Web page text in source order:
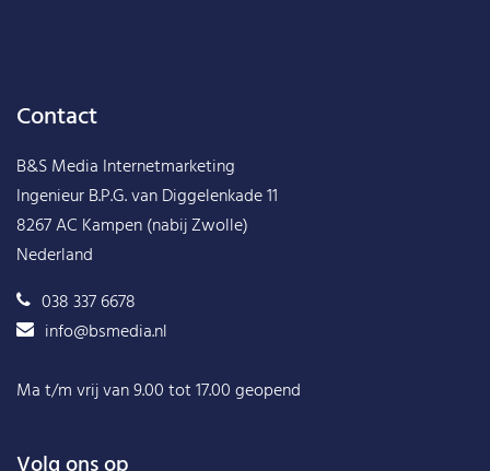
Contact
B&S Media Internetmarketing
Ingenieur B.P.G. van Diggelenkade 11
8267 AC Kampen (nabij Zwolle)
Nederland
038 337 6678
info@bsmedia.nl
Ma t/m vrij van 9.00 tot 17.00 geopend